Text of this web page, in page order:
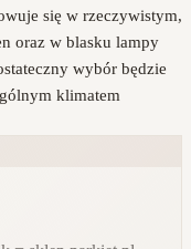
się w rzeczywistym,
oraz w blasku lampy
wybór będzie
klimatem